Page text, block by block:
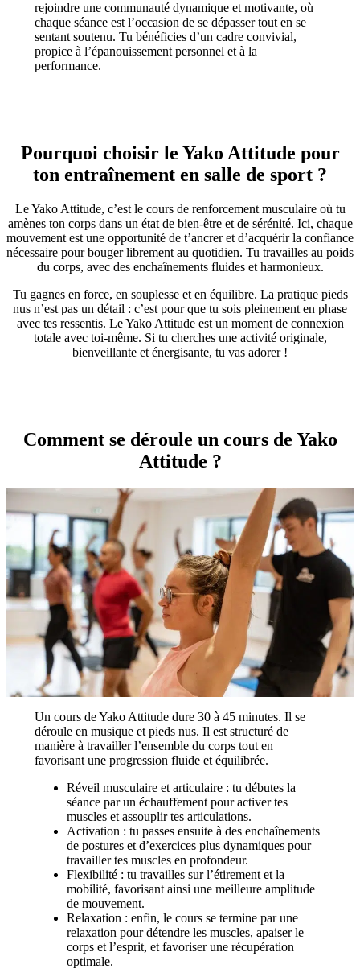
rejoindre une communauté dynamique et motivante, où
chaque séance est l’occasion de se dépasser tout en se
sentant soutenu. Tu bénéficies d’un cadre convivial,
propice à l’épanouissement personnel et à la
performance.
Pourquoi choisir le Yako Attitude pour
ton entraînement en salle de sport ?
Le Yako Attitude, c’est le cours de renforcement musculaire où tu
amènes ton corps dans un état de bien-être et de sérénité. Ici, chaque
mouvement est une opportunité de t’ancrer et d’acquérir la confiance
nécessaire pour bouger librement au quotidien. Tu travailles au poids
du corps, avec des enchaînements fluides et harmonieux.
Tu gagnes en force, en souplesse et en équilibre. La pratique pieds
nus n’est pas un détail : c’est pour que tu sois pleinement en phase
avec tes ressentis. Le Yako Attitude est un moment de connexion
totale avec toi-même. Si tu cherches une activité originale,
bienveillante et énergisante, tu vas adorer !
Comment se déroule un cours de Yako
Attitude ?
Un cours de Yako Attitude dure 30 à 45 minutes. Il se
déroule en musique et pieds nus. Il est structuré de
manière à travailler l’ensemble du corps tout en
favorisant une progression fluide et équilibrée.
Réveil musculaire et articulaire : tu débutes la
séance par un échauffement pour activer tes
muscles et assouplir tes articulations.
Activation : tu passes ensuite à des enchaînements
de postures et d’exercices plus dynamiques pour
travailler tes muscles en profondeur.
Flexibilité : tu travailles sur l’étirement et la
mobilité, favorisant ainsi une meilleure amplitude
de mouvement.
Relaxation : enfin, le cours se termine par une
relaxation pour détendre les muscles, apaiser le
corps et l’esprit, et favoriser une récupération
optimale.